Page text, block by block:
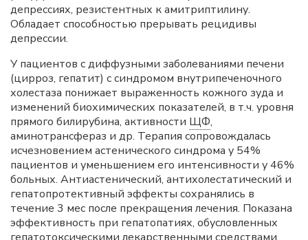
депрессиях, резистентных к амитриптилину.
Обладает способностью прерывать рецидивы
депрессии.
У пациентов с диффузными заболеваниями печени
(цирроз, гепатит) с синдромом внутрипеченочного
холестаза понижает выраженность кожного зуда и
изменений биохимических показателей, в т.ч. уровня
прямого билирубина, активности ЩФ,
аминотрансфераз и др. Терапия сопровождалась
исчезновением астенического синдрома у 54%
пациентов и уменьшением его интенсивности у 46%
больных. Антиастенический, антихолестатический и
гепатопротективный эффекты сохранялись в
течение 3 мес после прекращения лечения. Показана
эффективность при гепатопатиях, обусловленных